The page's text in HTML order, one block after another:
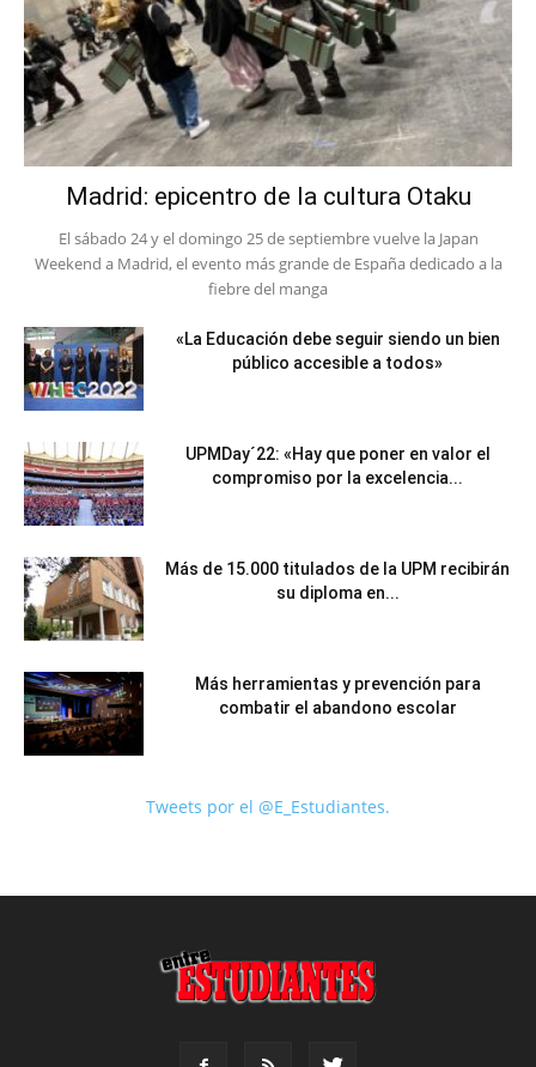
Madrid: epicentro de la cultura Otaku
El sábado 24 y el domingo 25 de septiembre vuelve la Japan
Weekend a Madrid, el evento más grande de España dedicado a la
fiebre del manga
«La Educación debe seguir siendo un bien
público accesible a todos»
UPMDay´22: «Hay que poner en valor el
compromiso por la excelencia...
Más de 15.000 titulados de la UPM recibirán
su diploma en...
Más herramientas y prevención para
combatir el abandono escolar
Tweets por el @E_Estudiantes.